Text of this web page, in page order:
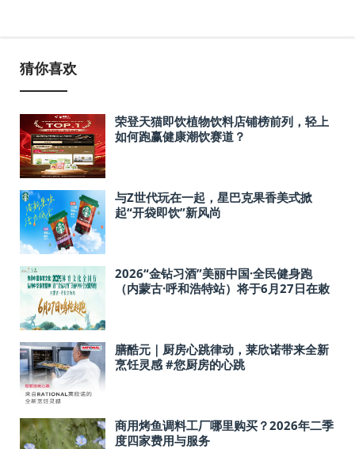
猜你喜欢
荣登天猫即饮植物饮料店铺榜前列，轻上
如何跑赢健康潮饮赛道？
与Z世代玩在一起，星巴克果香美式掀
起“开袋即饮”新风尚
2026“金钻习酒”美丽中国·全民健身跑
（内蒙古·呼和浩特站）将于6月27日在敕
膳酷元｜厨房心跳律动，莱欣诺带来全新
烹饪灵感 #您厨房的心跳
商用烤鱼调料工厂哪里购买？2026年二季
度四家费用与服务